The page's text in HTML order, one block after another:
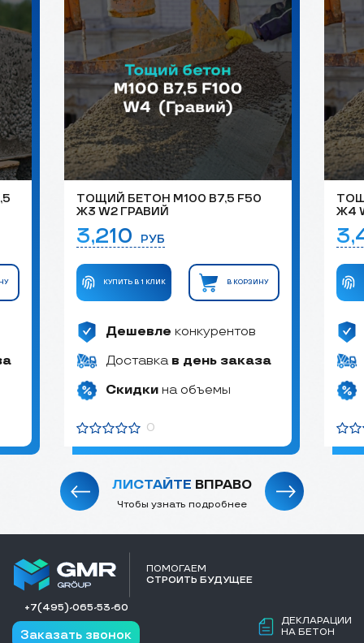
ТОЩИЙ БЕТОН М100 B7,5 F50
Ж3 W2 ГРАВИЙ
3,210 РУБ
КУПИТЬ В 1 КЛИК В КОРЗИНУ
Дешевле конкурентов
Доставка в день заказа
Скидки на объемы
0
Ж4
ЛИСТАЙТЕ ВПРАВО
Чтобы узнать подробнее
ПОМОГАЕМ
СТРОИТЬ БУДУЩЕЕ
ДЕКЛАРАЦИИ
НА БЕТОН
+7(495)-065-53-60
Заказать звонок